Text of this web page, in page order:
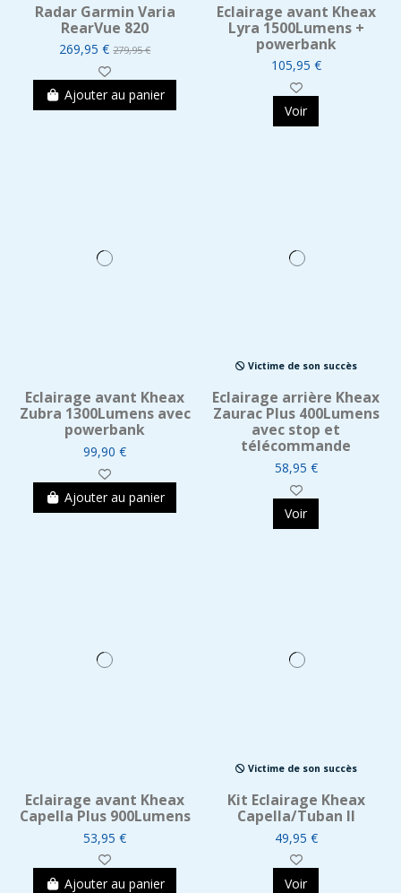
Radar Garmin Varia
RearVue 820
269,95 €279,95 €
Ajouter au panier
Eclairage avant Kheax
Lyra 1500Lumens +
powerbank
105,95 €
Voir
Eclairage avant Kheax
Zubra 1300Lumens avec
powerbank
99,90 €
Ajouter au panier
Victime de son succès
Eclairage arrière Kheax
Zaurac Plus 400Lumens
avec stop et
télécommande
58,95 €
Voir
Eclairage avant Kheax
Capella Plus 900Lumens
53,95 €
Ajouter au panier
Victime de son succès
Kit Eclairage Kheax
Capella/Tuban II
49,95 €
Voir